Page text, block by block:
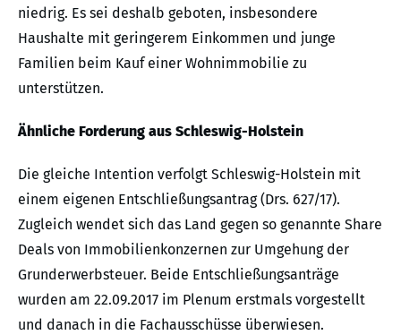
niedrig. Es sei deshalb geboten, insbesondere
Haushalte mit geringerem Einkommen und junge
Familien beim Kauf einer Wohnimmobilie zu
unterstützen.
Ähnliche Forderung aus Schleswig-Holstein
Die gleiche Intention verfolgt Schleswig-Holstein mit
einem eigenen Entschließungsantrag (Drs. 627/17).
Zugleich wendet sich das Land gegen so genannte Share
Deals von Immobilienkonzernen zur Umgehung der
Grunderwerbsteuer. Beide Entschließungsanträge
wurden am 22.09.2017 im Plenum erstmals vorgestellt
und danach in die Fachausschüsse überwiesen.